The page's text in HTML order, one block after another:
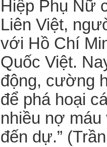
Hiệp Phụ Nữ
Liên Việt,
với Hồ Chí
Quốc Việt.
động, cường
để phá hoại
nhiều nợ
đến dự.”